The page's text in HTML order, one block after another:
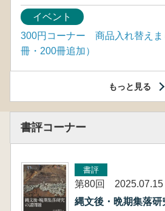
イベント
300円コーナー 商品入れ替えま
冊・200冊追加）
もっと見る
書評コーナー
書評
第80回 2025.07.15
縄文後・晩期集落研